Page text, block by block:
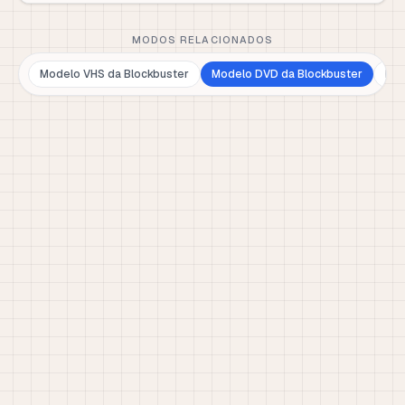
MODOS RELACIONADOS
Modelo VHS da Blockbuster Modelo DVD da Blockbuster